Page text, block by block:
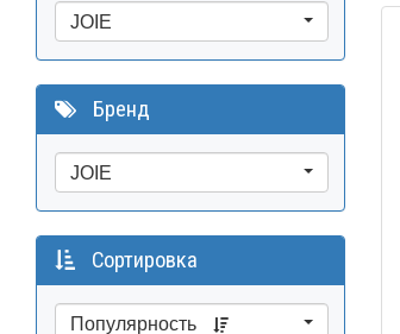
JOIE
Бренд
JOIE
Сортировка
Популярность